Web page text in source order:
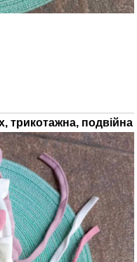
трикотажна, подвійна